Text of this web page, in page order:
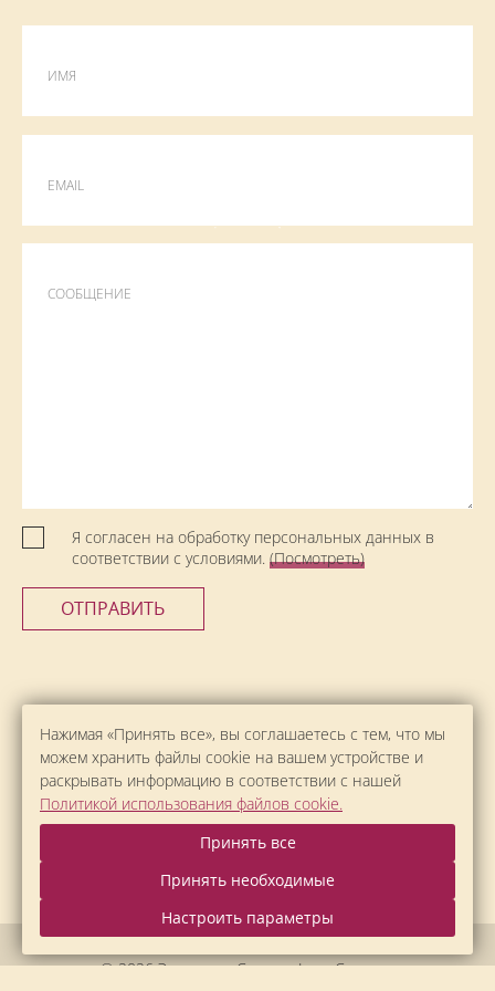
Нажимая «Принять все», вы соглашаетесь с тем, что мы
можем хранить файлы cookie на вашем устройстве и
раскрывать информацию в соответствии с нашей
Политикой использования файлов cookie.
Принять все
Принять необходимые
Настроить параметры
ИМЯ
EMAIL
СООБЩЕНИЕ
Я согласен на обработку персональных данных в
соответствии с условиями. (Посмотреть)
ОТПРАВИТЬ
© 2026 Экоотель «Суздаль Inn», Суздаль.